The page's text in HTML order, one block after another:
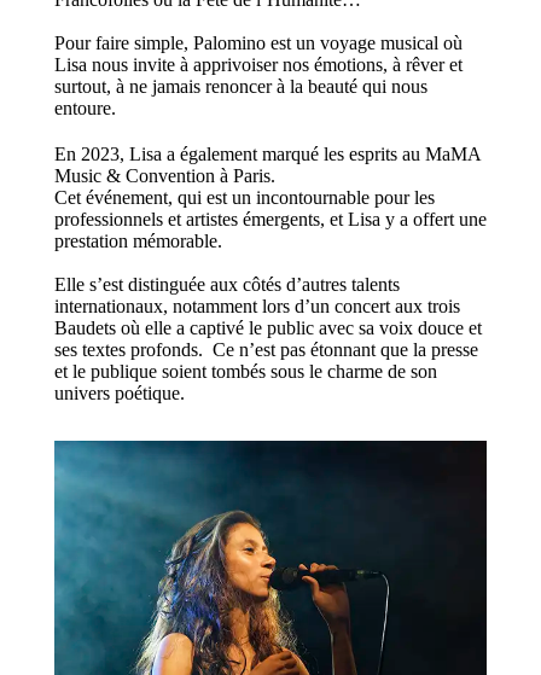
Pour faire simple, Palomino est un voyage musical où
Lisa nous invite à apprivoiser nos émotions, à rêver et
surtout, à ne jamais renoncer à la beauté qui nous
entoure.
En 2023, Lisa a également marqué les esprits au MaMA
Music & Convention à Paris.
Cet événement, qui est un incontournable pour les
professionnels et artistes émergents, et Lisa y a offert une
prestation mémorable.
Elle s’est distinguée aux côtés d’autres talents
internationaux, notamment lors d’un concert aux trois
Baudetsoù elle a captivé le public avec sa voix douce et
ses textes profonds. Ce n’est pas étonnant que la presse
et lepubliquesoient tombés sous le charme de son
univers poétique.